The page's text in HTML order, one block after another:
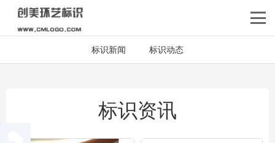
标识新闻 标识动态
标识资讯